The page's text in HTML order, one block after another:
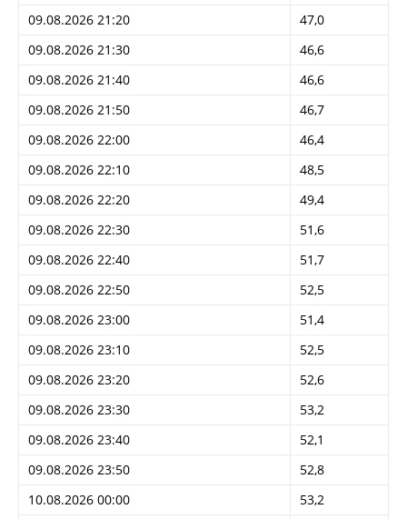
09.08.2026 21:20
47,0
09.08.2026 21:30
46,6
09.08.2026 21:40
46,6
09.08.2026 21:50
46,7
09.08.2026 22:00
46,4
09.08.2026 22:10
48,5
09.08.2026 22:20
49,4
09.08.2026 22:30
51,6
09.08.2026 22:40
51,7
09.08.2026 22:50
52,5
09.08.2026 23:00
51,4
09.08.2026 23:10
52,5
09.08.2026 23:20
52,6
09.08.2026 23:30
53,2
09.08.2026 23:40
52,1
09.08.2026 23:50
52,8
10.08.2026 00:00
53,2